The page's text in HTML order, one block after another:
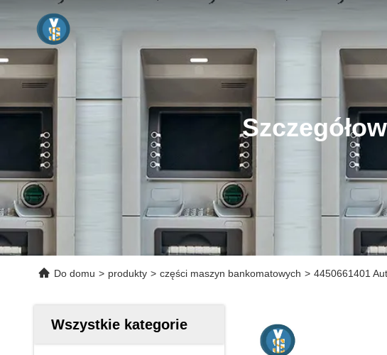
Do domu > produkty > części maszyn bankomatowych > 4450661401
Wszystkie kategorie